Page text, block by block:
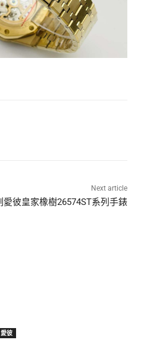
Next article
愛彼皇家橡樹26574ST系列手錶
愛彼